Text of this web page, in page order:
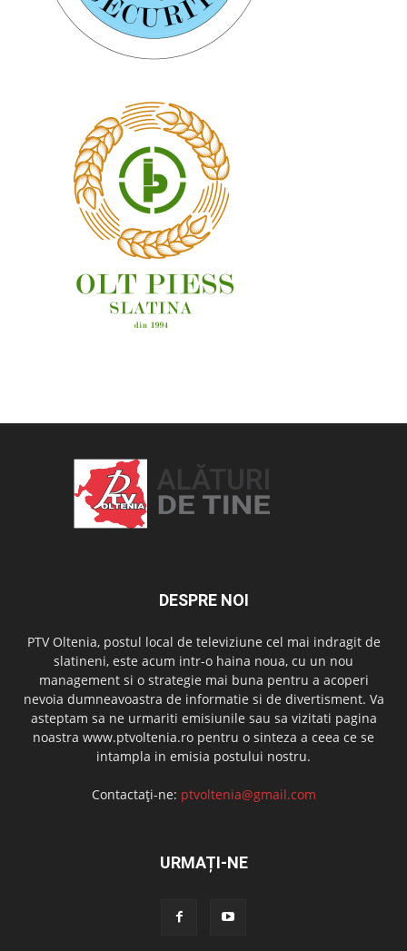
DESPRE NOI
PTV Oltenia, postul local de televiziune cel mai indragit de
slatineni, este acum intr-o haina noua, cu un nou
management si o strategie mai buna pentru a acoperi
nevoia dumneavoastra de informatie si de divertisment. Va
asteptam sa ne urmariti emisiunile sau sa vizitati pagina
noastra www.ptvoltenia.ro pentru o sinteza a ceea ce se
intampla in emisia postului nostru.
Contactați-ne: ptvoltenia@gmail.com
URMAȚI-NE